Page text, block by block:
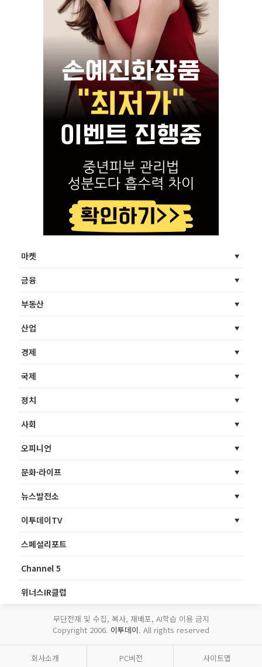
마켓
금융
부동산
산업
경제
국제
정치
사회
오피니언
문화·라이프
뉴스발전소
이투데이TV
스페셜리포트
Channel 5
위너스IR클럽
무단전재 및 수집, 복사, 재배포, AI학습 이용 금지
Copyright 2006. 이투데이. All rights reserved
회사소개 PC버전 사이트맵